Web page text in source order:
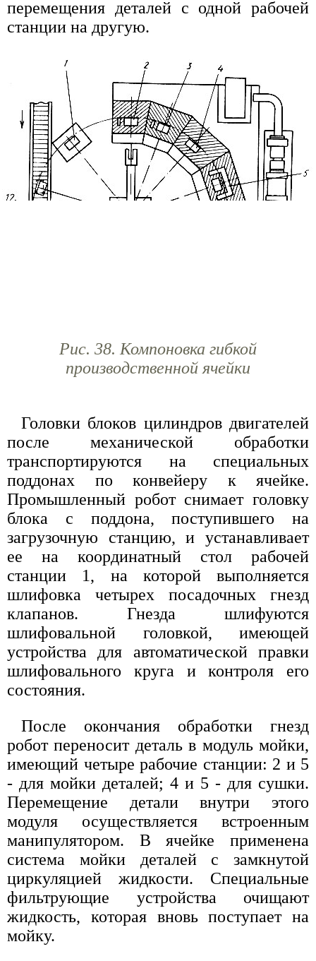
перемещения деталей с одной рабочей
станции на другую.
Рис. 38. Компоновка гибкой
производственной ячейки
Головки блоков цилиндров двигателей
после механической обработки
транспортируются на специальных
поддонах по конвейеру к ячейке.
Промышленный робот снимает головку
блока с поддона, поступившего на
загрузочную станцию, и устанавливает
ее на координатный стол рабочей
станции 1, на которой выполняется
шлифовка четырех посадочных гнезд
клапанов. Гнезда шлифуются
шлифовальной головкой, имеющей
устройства для автоматической правки
шлифовального круга и контроля его
состояния.
После окончания обработки гнезд
робот переносит деталь в модуль мойки,
имеющий четыре рабочие станции: 2 и 5
- для мойки деталей; 4 и 5 - для сушки.
Перемещение детали внутри этого
модуля осуществляется встроенным
манипулятором. В ячейке применена
система мойки деталей с замкнутой
циркуляцией жидкости. Специальные
фильтрующие устройства очищают
жидкость, которая вновь поступает на
мойку.